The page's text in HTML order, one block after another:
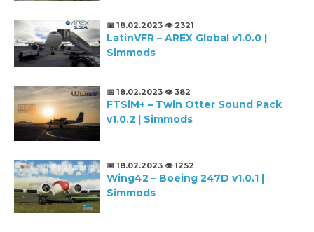
📅 18.02.2023 👁️ 2321
LatinVFR – AREX Global v1.0.0 |
Simmods
📅 18.02.2023 👁️ 382
FTSiM+ – Twin Otter Sound Pack
v1.0.2 | Simmods
📅 18.02.2023 👁️ 1252
Wing42 – Boeing 247D v1.0.1 |
Simmods